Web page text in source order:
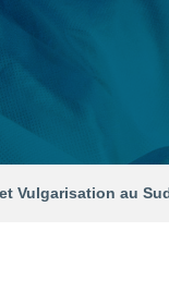
Vulgarisation au